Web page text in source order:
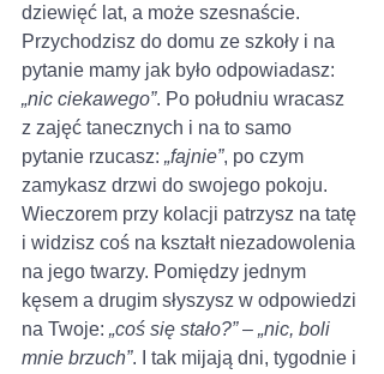
dziewięć lat, a może szesnaście.
Przychodzisz do domu ze szkoły i na
pytanie mamy jak było odpowiadasz:
„nic ciekawego”. Po południu wracasz
z zajęć tanecznych i na to samo
pytanie rzucasz: „fajnie”, po czym
zamykasz drzwi do swojego pokoju.
Wieczorem przy kolacji patrzysz na tatę
i widzisz coś na kształt niezadowolenia
na jego twarzy. Pomiędzy jednym
kęsem a drugim słyszysz w odpowiedzi
na Twoje: „coś się stało?” – „nic, boli
mnie brzuch”. I tak mijają dni, tygodnie i